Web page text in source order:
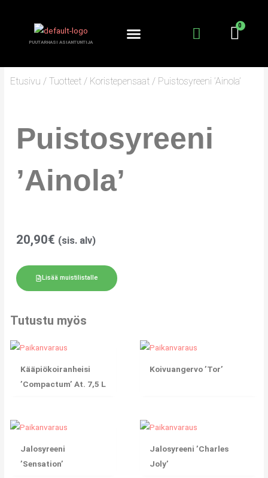
PUUTARHASI ASIANTUNTIJA
Etusivu /Tuotteet / Koristepensaat / Puistosyreeni ’Ainola’
Puistosyreeni
’Ainola’
20,90€ (sis. alv)
Lisää muistilistalle
Tutustu myös
Kääpiökoiranheisi
’Compactum’ At. 7,5 L
Koivuangervo ’Tor’
Jalosyreeni
’Sensation’
Jalosyreeni ’Charles
Joly’